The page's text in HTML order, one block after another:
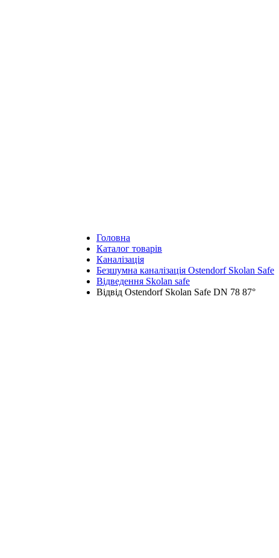
Головна
Каталог товарів
Каналізація
Безшумна каналізація Ostendorf Skolan Safe
Відведення Skolan safe
Відвід Ostendorf Skolan Safe DN 78 87°